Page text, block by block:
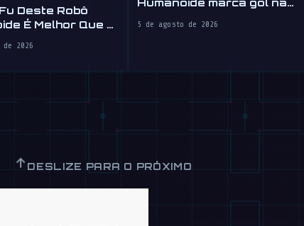
Deste Robô
É Melhor Que o
2026
5 de agosto de 2026
↑ DESLIZE PARA O PRÓXIMO